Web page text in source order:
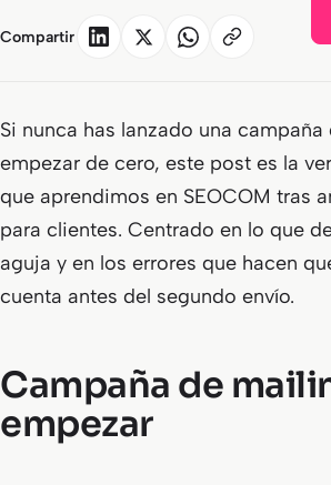
Compartir
Si nunca has lanzado una
empezar de cero, este post es la
que aprendimos en SEOCOM tras
para clientes. Centrado en lo que
aguja y en los errores que hacen
cuenta antes del segundo envío.
Campaña de
empezar